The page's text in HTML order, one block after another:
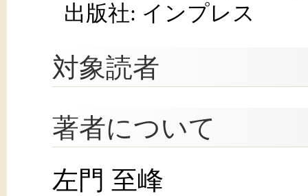
出版社: インプレス
対象読者
著者について
左門 至峰